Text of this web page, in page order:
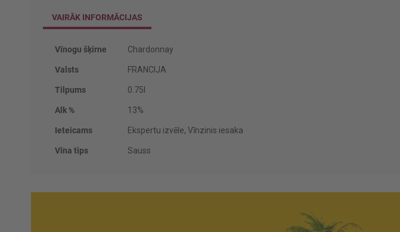
VAIRĀK INFORMĀCIJAS
Vairāk
Vīnogu šķirne Chardonnay
Valsts FRANCIJA
Tilpums 0.75l
Alk % 13%
Ieteicams Ekspertu izvēle, Vīnzinis iesaka
Vīna tips Sauss